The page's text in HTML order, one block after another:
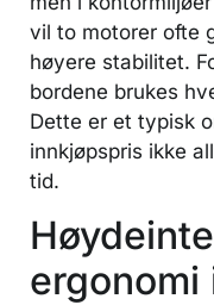
vil to motorer ofte
høyere stabilitet.
bordene brukes
Dette er et typisk
innkjøpspris ikke
tid.
ergonomi